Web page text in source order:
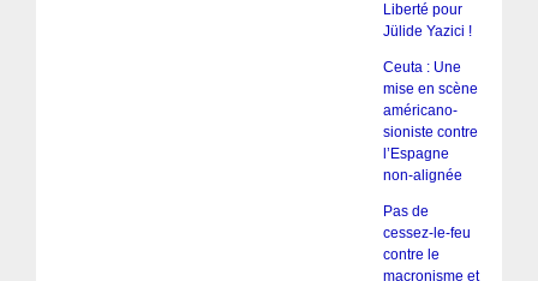
Liberté pour
Jülide Yazici !
Ceuta : Une
mise en scène
américano-
sioniste contre
l’Espagne
non-alignée
Pas de
cessez-le-feu
contre le
macronisme et